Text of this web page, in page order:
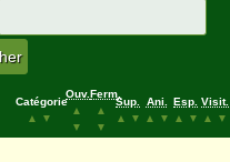
Catégorie
▲
▼
Ouv.
▲
▼
Ferm.
▲
▼
Sup.
▲
▼
Ani.
▲
▼
Esp.
▲
▼
Visit.
▲
▼